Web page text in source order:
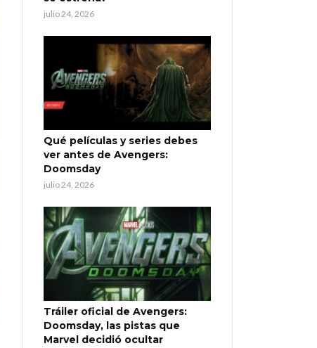
julio 24, 2026
Qué películas y series debes
ver antes de Avengers:
Doomsday
julio 24, 2026
Tráiler oficial de Avengers:
Doomsday, las pistas que
Marvel decidió ocultar